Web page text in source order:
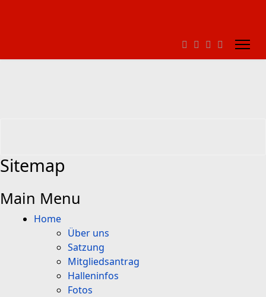
Sitemap
Main Menu
Home
Über uns
Satzung
Mitgliedsantrag
Halleninfos
Fotos